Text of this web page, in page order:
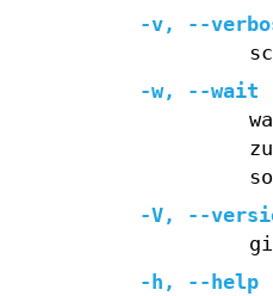
-v,
--
-w,
--wait
-V,
--
-h ,
--help